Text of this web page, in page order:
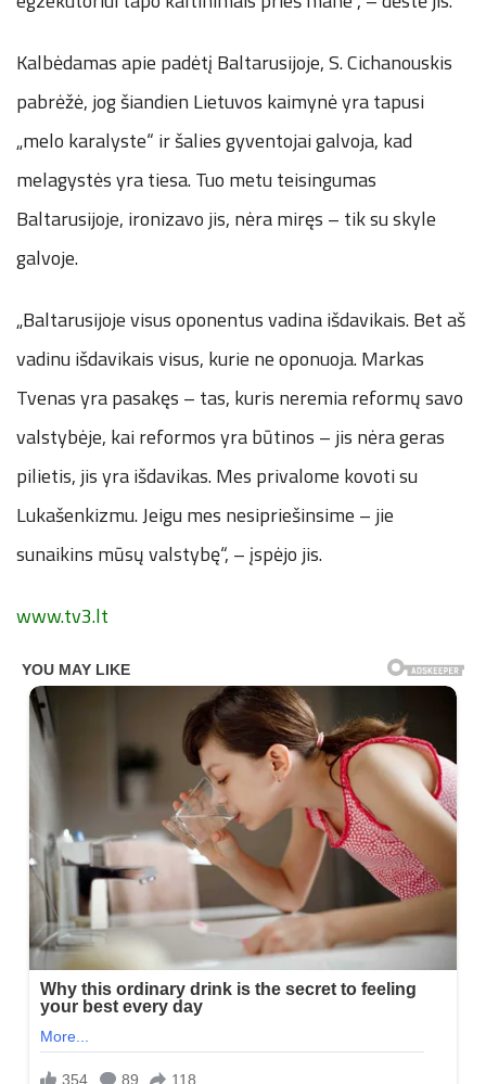
Kalbėdamas apie padėtį Baltarusijoje, S. Cichanouskis
pabrėžė, jog šiandien Lietuvos kaimynė yra tapusi
„melo karalyste“ ir šalies gyventojai galvoja, kad
melagystės yra tiesa. Tuo metu teisingumas
Baltarusijoje, ironizavo jis, nėra miręs – tik su skyle
galvoje.
„Baltarusijoje visus oponentus vadina išdavikais. Bet aš
vadinu išdavikais visus, kurie ne oponuoja. Markas
Tvenas yra pasakęs – tas, kuris neremia reformų savo
valstybėje, kai reformos yra būtinos – jis nėra geras
pilietis, jis yra išdavikas. Mes privalome kovoti su
Lukašenkizmu. Jeigu mes nesipriešinsime – jie
sunaikins mūsų valstybę“, – įspėjo jis.
www.tv3.lt